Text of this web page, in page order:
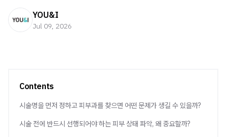
YOU&I
Jul 09, 2026
Contents
시술명을 먼저 정하고 피부과를 찾으면 어떤 문제가 생길 수 있을까?
시술 전에 반드시 선행되어야 하는 피부 상태 파악, 왜 중요할까?